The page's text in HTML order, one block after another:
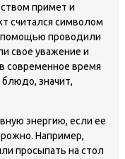
примет и
считался символом
помощью проводили
свое уважение и
современное время
блюдо, значит,
энергию, если ее
Например,
просыпать на стол